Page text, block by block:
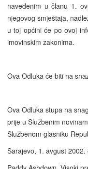
navedenim u članu 1.
njegovog smještaja,
u toj općini će po ovoj
imovinskim zakonima.
Ova Odluka će biti na
Ova Odluka stupa na
prije u Službenim
Službenom glasniku
Sarajevo, 1. avgust 2002.